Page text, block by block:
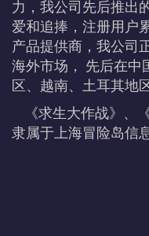
力，我公司先后推出
爱和追捧，注册用户
产品提供商，我公司
海外市场， 先后在中
区、越南、土耳其地
《求生大作战》、
隶属于上海冒险岛信